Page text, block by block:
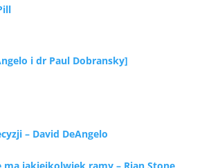
i dr Paul Dobransky]
– David DeAngelo